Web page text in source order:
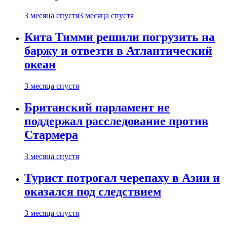
3 месяца спустя3 месяца спустя
Кита Тимми решили погрузить на
баржу и отвезти в Атлантический
океан
3 месяца спустя
Британский парламент не
поддержал расследование против
Стармера
3 месяца спустя
Турист потрогал черепаху в Азии и
оказался под следствием
3 месяца спустя